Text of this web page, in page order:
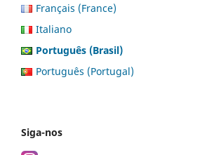
Français (France)
Italiano
Português (Brasil)
Português (Portugal)
Siga-nos